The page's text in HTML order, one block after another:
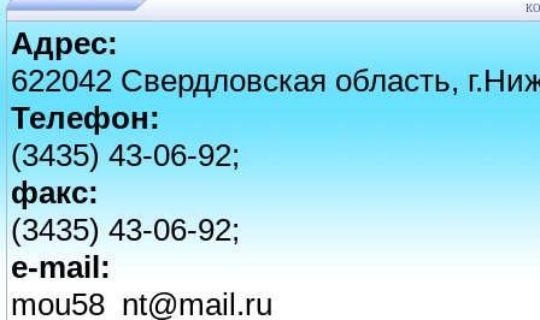
Адрес:
622042 Свердловская область,
Телефон:
(3435) 43-06-92;
факс:
(3435) 43-06-92;
e-mail:
mou58_nt@mail.ru